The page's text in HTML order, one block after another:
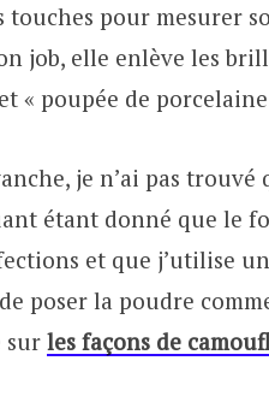
touches pour mesurer
job, elle enlève les
« poupée de porcelaine
je n’ai pas
étant donné que le
et que j’utilise
poser la poudre
sur les façons de